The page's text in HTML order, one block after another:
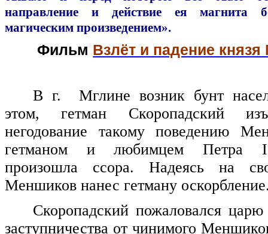
направление и действие ея магнита
магическим произведением».
Фильм Взлёт и падение
В г. Мглине возник бунт
этом, гетман Скоропадский
негодование такому поведению
гетманом и любимцем Петра I
произошла ссора. Надеясь на
Меншиков нанес гетману
Скоропадский пожаловался
заступничества от чинимого